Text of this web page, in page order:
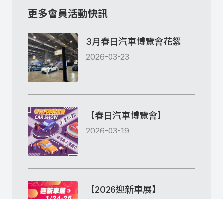
更多會員活動快訊
3月春日汽車博覽會花絮
2026-03-23
【春日汽車博覽會】
2026-03-19
【2026迎新車展】